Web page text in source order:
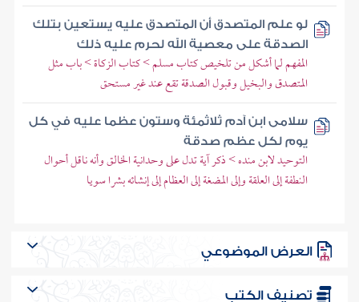
لو علم المتصدق أن المتصدق عليه يستعين بتلك
الصدقة على معصية الله لحرم عليه ذلك
المفهم لما أشكل من تلخيص كتاب مسلم > كتاب الزكاة > باب مثل
المتصدق والبخيل وقبول الصدقة تقع عند غير مستحق
سلامى ابن آدم ثلاثمئة وستون عظما عليه في كل
يوم لكل عظم صدقة
التوحيد لابن منده > ذكر آية تدل على وحدانية الخالق وأنه ناقل أحوال
النطفة إلى العلقة وإلى المضغة إلى العظام إلى إنشائه بشرا سويا
العرض الموضوعي
تصنيف الكتب